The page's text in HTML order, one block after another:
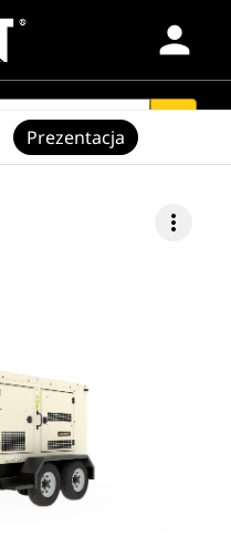
person
more_vert
Prezentacja